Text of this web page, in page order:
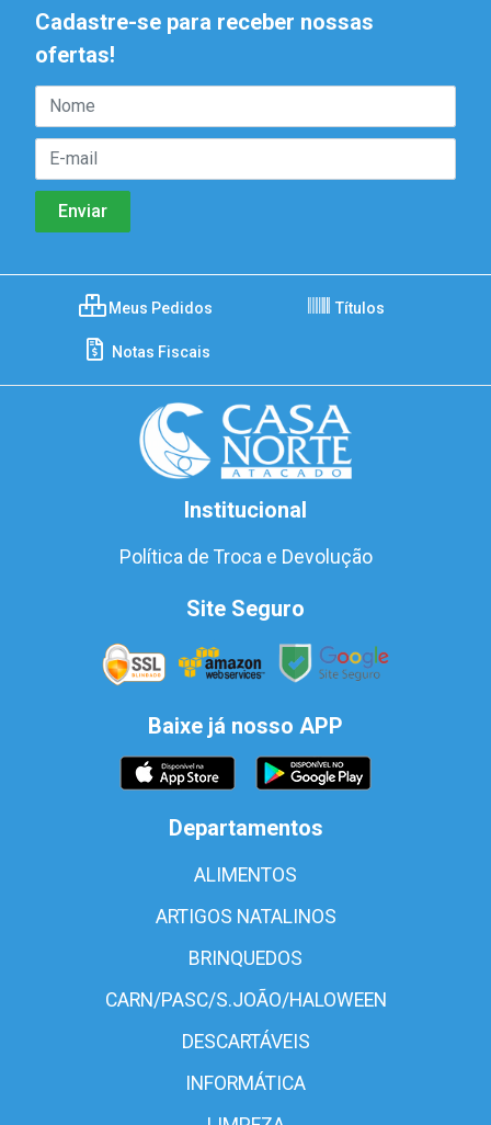
Cadastre-se para receber nossas
ofertas!
Meus Pedidos Títulos
Notas Fiscais
Institucional
Política de Troca e Devolução
Site Seguro
Baixe já nosso APP
Departamentos
ALIMENTOS
ARTIGOS NATALINOS
BRINQUEDOS
CARN/PASC/S.JOÃO/HALOWEEN
DESCARTÁVEIS
INFORMÁTICA